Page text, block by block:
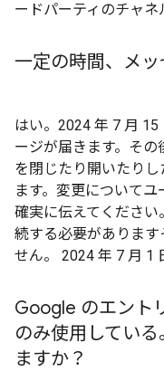
ードパーティのチャ
一定の時間、メ
はい。2024 年 7 月 15
ージが届きます。そ
を閉じたり開いたり
ます。変更について
確実に伝えてくださ
続する必要がありま
せん。 2024 年 7 月 1
Google のエント
のみ使用してい
ますか？